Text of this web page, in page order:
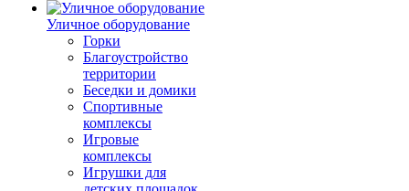
Уличное оборудование
Горки
Благоустройство
территории
Беседки и домики
Спортивные
комплексы
Игровые
комплексы
Игрушки для